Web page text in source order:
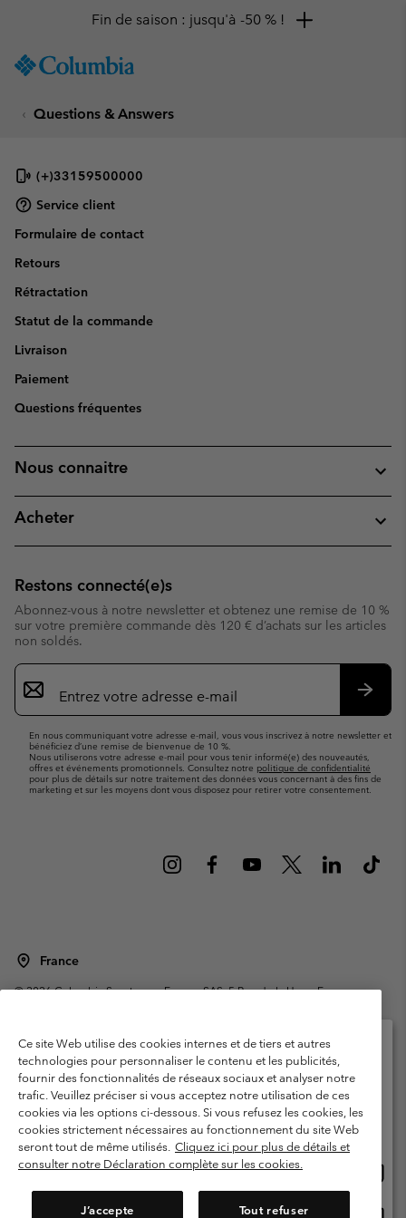
TO
SKIP
NAV
SKIP
SEARCH
Fin de saison : jusqu'à -50 % !
Questions & Answers
(+)33159500000
Service client
Formulaire de contact
Retours
Rétractation
Statut de la commande
Livraison
Paiement
Questions fréquentes
Nous connaitre
Acheter
Restons connecté(e)s
Abonnez-vous à notre newsletter et obtenez une remise de 10 %
sur votre première commande dès 120 € d’achats sur les articles
non soldés.
Inscription
par
e-
En nous communiquant votre adresse e-mail, vous vous inscrivez à notre newsletter et
bénéficiez d’une remise de bienvenue de 10 %.
Nous utiliserons votre adresse e-mail pour vous tenir informé(e) des nouveautés,
offres et événements promotionnels. Consultez notre politique de confidentialité
pour plus de détails sur notre traitement des données vous concernant à des fins de
marketing et sur les moyens dont vous disposez pour retirer votre consentement.
France
©2026Columbia Sportswear Europe SAS. 5 Rue de la Haye, Espace
Garanties Légales
Politique de confidentialité
Conditions d'utilisation - Membres
Conditions D'utilisation - Contenu généré par l'utilisateur
Impressum
Cookies
Public CBCR
Ce site Web utilise des cookies internes et de tiers et autres
technologies pour personnaliser le contenu et les publicités,
fournir des fonctionnalités de réseaux sociaux et analyser notre
trafic. Veuillez préciser si vous acceptez notre utilisation de ces
cookies via les options ci-dessous. Si vous refusez les cookies, les
cookies strictement nécessaires au fonctionnement du site Web
seront tout de même utilisés. Cliquez ici pour plus de détails et
consulter notre Déclaration complète sur les cookies.
J’accepte Tout refuser
Veuillez sélectionner votre pays d’expédition et
votre langue
Achats en ligne disponibles
United States
ligne
France